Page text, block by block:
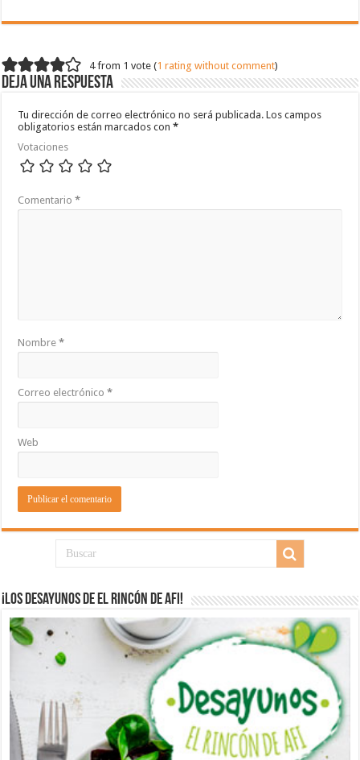
4 from 1 vote (1 rating without comment)
Deja una respuesta
Tu dirección de correo electrónico no será publicada. Los campos
obligatorios están marcados con*
Votaciones
Comentario*
Nombre*
Correo electrónico*
Web
¡Los desayunos de El Rincón de Afi!